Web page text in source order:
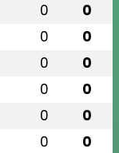
0 0
0 0
0 0
0 0
0 0
0 0